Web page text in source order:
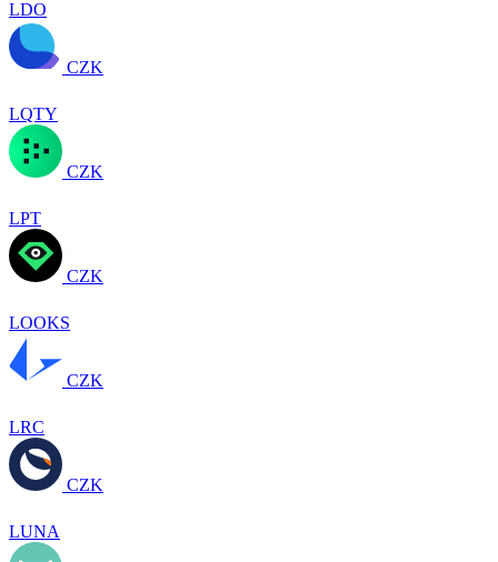
LDO
CZK
LQTY
CZK
LPT
CZK
LOOKS
CZK
LRC
CZK
LUNA